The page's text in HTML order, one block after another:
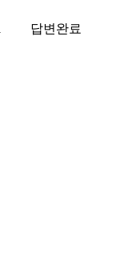
답변완료